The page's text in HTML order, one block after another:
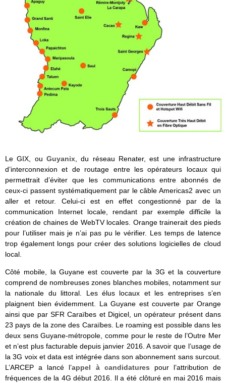
Le GIX, ou Guyanix , du réseau Renater, est une infrastructure
d’interconnexion et de routage entre les opérateurs locaux qui
permettrait d’éviter que les communications entre abonnés de
ceux-ci passent systématiquement par le câble Americas2 avec un
aller et retour. Celui-ci est en effet congestionné par de la
communication Internet locale, rendant par exemple difficile la
création de chaines de WebTV locales. Orange trainerait des pieds
pour l’utiliser mais je n’ai pas pu le vérifier. Les temps de latence
trop également longs pour créer des solutions logicielles de cloud
local.
Côté mobile, la Guyane est couverte par la 3G et la couverture
comprend de nombreuses zones blanches mobiles, notamment sur
la nationale du littoral. Les élus locaux et les entreprises s’en
plaignent bien évidemment. La Guyane est couverte par Orange
ainsi que par SFR Caraïbes et Digicel, un opérateur présent dans
23 pays de la zone des Caraïbes. Le roaming est possible dans les
deux sens Guyane-métropole, comme pour le reste de l’Outre Mer
et n’est plus facturable depuis janvier 2016. A savoir que l’usage de
la 3G voix et data est intégrée dans son abonnement sans surcout.
L’ARCEP a lancé l’appel à candidatures pour l’attribution de
fréquences de la 4G début 2016. Il a été clôturé en mai 2016 mais